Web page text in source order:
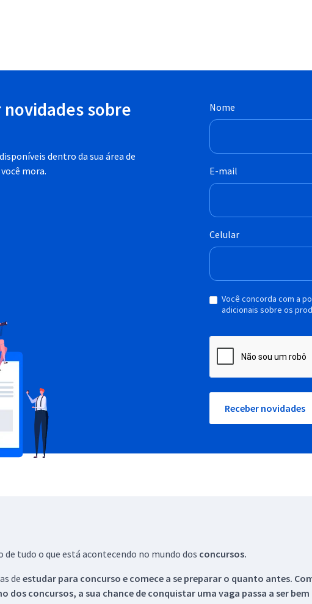
sobre
dentro da sua área de
mora.
Nome
E-mail
Celular
Você concorda com a
adicionais sobre os
Receber novidades
de tudo o que está acontecendo no mundo dos concursos.
de estudar para concurso e comece a se preparar o quanto antes.
dosconcursos, a sua chance de conquistar uma vaga passa a ser